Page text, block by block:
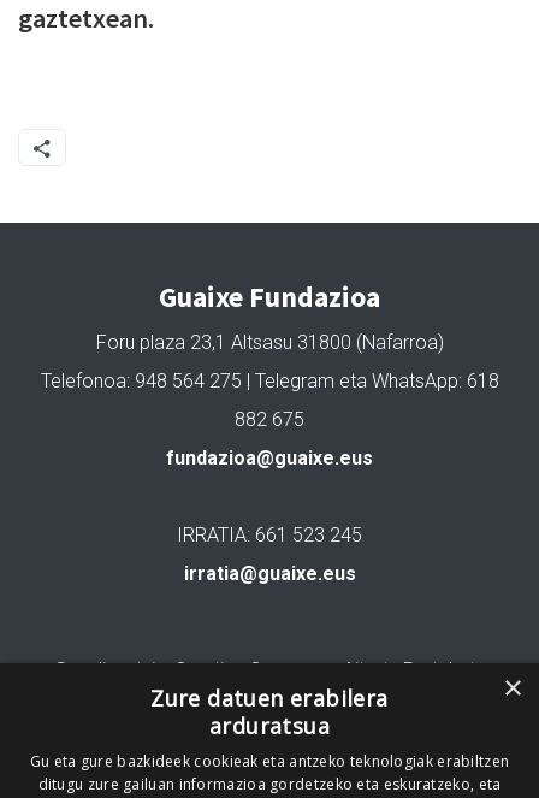
gaztetxean.
Guaixe Fundazioa
Foru plaza 23,1 Altsasu 31800 (Nafarroa)
Telefonoa: 948 564 275 | Telegram eta WhatsApp: 618
882 675
fundazioa@guaixe.eus
IRRATIA: 661 523 245
irratia@guaixe.eus
Gure lizentzia: Creative Commons Aitortu Partekatu
Codesyntaxek garatua
×
Zure datuen erabilera
arduratsua
Gu eta gure bazkideek cookieak eta antzeko teknologiak erabiltzen
ditugu zure gailuan informazioa gordetzeko eta eskuratzeko, eta